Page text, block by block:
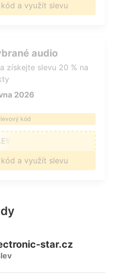
a využít slevu
audio
získejte slevu 20 % na
2026
kód
a využít slevu
star.cz